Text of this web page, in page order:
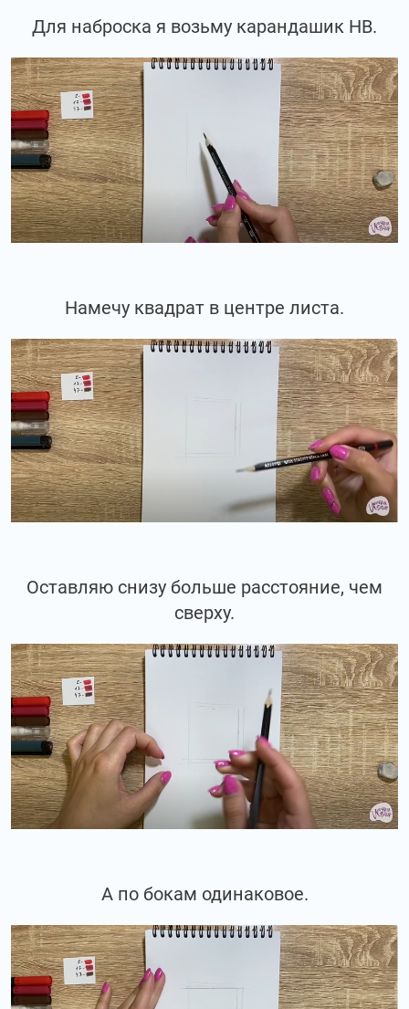
Для наброска я возьму карандашик НВ.
Намечу квадрат в центре листа.
Оставляю снизу больше расстояние, чем
сверху.
А по бокам одинаковое.